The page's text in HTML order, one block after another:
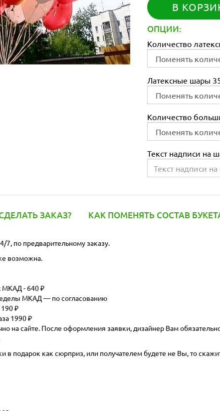
В
ОПЦИИ:
Количество
Латексные шары
Количество
Текст надписи на
ЗАКАЗ? КАК ПОМЕНЯТЬ СОСТАВ
7, по предварительному заказу.
возможна.
МКАД - 640 ₽
МКАД — по согласованию
₽
1990 ₽
на сайте. После оформления заявки, дизайнер Вам
в подарок как сюрприз, или получателем будете не Вы, то